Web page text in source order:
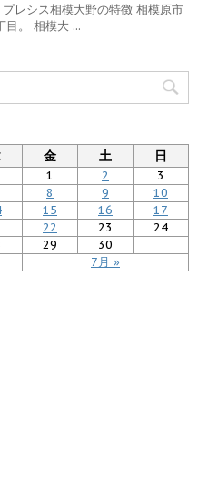
レシス相模大野の特徴 相模原市
目。 相模大 ...
金 土 日
7月 »
1 2
3
8 9
10
15 16
17
22 23
24
29 30